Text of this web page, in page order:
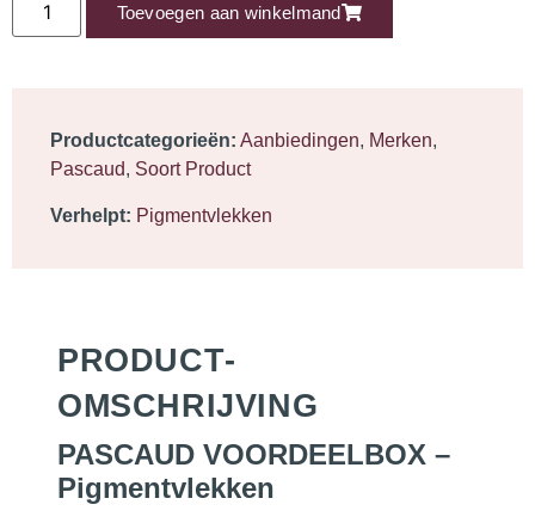
Toevoegen aan winkelmand
Productcategorieën: Aanbiedingen, Merken,
Pascaud, Soort Product
Verhelpt: Pigmentvlekken
PRODUCT­
OMSCHRIJVING
PASCAUD VOORDEELBOX –
Pigmentvlekken